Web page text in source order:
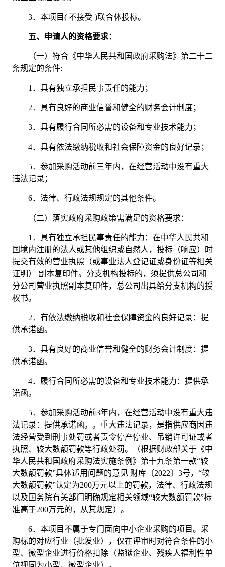
3． 本项目( 不接受 )联合体投标。
五、申请人的资格要求：
（一）符合《中华人民共和国政府采购法》第二十二
条规定的条件:
1． 具有独立承担民事责任的能力；
2． 具有良好的商业信誉和健全的财务会计制度；
3． 具有履行合同所必需的设备和专业技术能力；
4． 具有依法缴纳税收和社会保障资金的良好记录；
5． 参加采购活动前三年内，在经营活动中没有重大
违法记录；
6． 法律、行政法规规定的其他条件。
（二）落实政府采购政策需满足的资格要求：
1． 具有独立承担民事责任的能力：在中华人民共和
国境内注册的法人或其他组织或自然人，投标（响应）时
提交有效的营业执照（或事业法人登记证或身份证等相关
证明）
副本复印件。分支机构投标的，须提供总公司和
分公司营业执照副本复印件，总公司出具给分支机构的授
权书。
2． 有依法缴纳税收和社会保障资金的良好记录：提
供承诺函。
3． 具有良好的商业信誉和健全的财务会计制度： 提
供承诺函。
4． 履行合同所必需的设备和专业技术能力： 提供承
诺函。
5． 参加采购活动前3年内，在经营活动中没有重大违
法记录： 提供承诺函。 。重大违法记录，是指供应商因违
法经营受到刑事处罚或者责令停产停业、吊销许可证或者
执照、较大数额罚款等行政处罚。（根据财政部关于《中
华人民共和国政府采购法实施条例》第十九条第一款“较
大数额罚款”具体适用问题的意见 财库〔2022〕3号，“较
大数额罚款”认定为200万元以上的罚款，法律、行政法规
以及国务院有关部门明确规定相关领域“较大数额罚款”标
准高于200万元的，从其规定）。
6． 本项目不属于专门面向中小企业采购的项目。采
购标的对应行业（批发业），仅在评审时对符合条件的小
型、微型企业进行价格扣除（监狱企业、残疾人福利性单